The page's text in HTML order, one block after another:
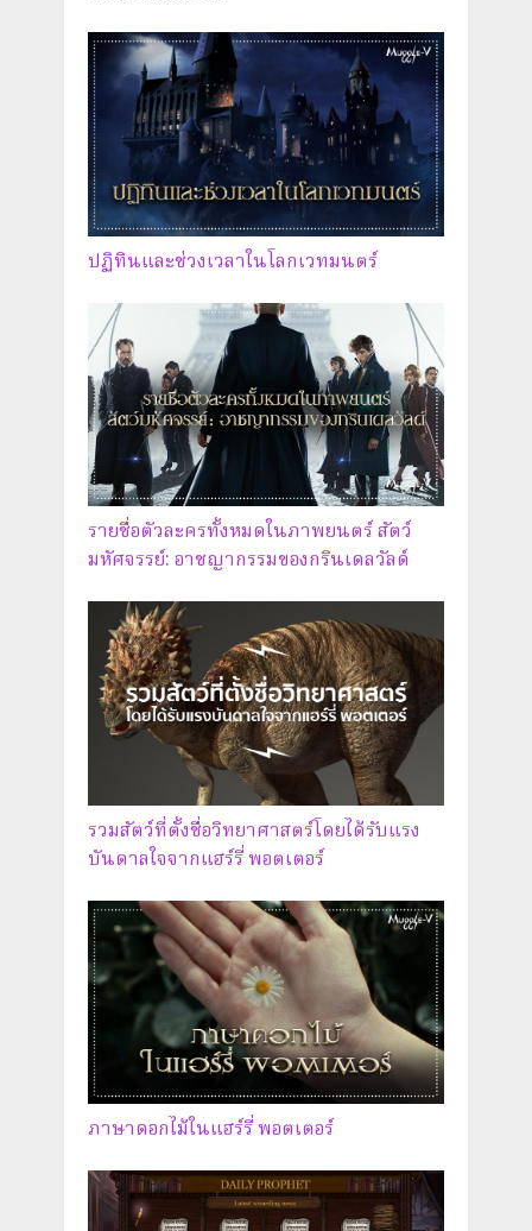
ปฏิทินและช่วงเวลาในโลกเวทมนตร์
รายชื่อตัวละครทั้งหมดในภาพยนตร์ สัตว์
มหัศจรรย์: อาชญากรรมของกรินเดลวัลด์
รวมสัตว์ที่ตั้งชื่อวิทยาศาสตร์โดยได้รับแรง
บันดาลใจจากแฮร์รี่ พอตเตอร์
ภาษาดอกไม้ในแฮร์รี่ พอตเตอร์